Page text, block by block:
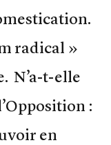
radical »
N’a-t-elle
:
en